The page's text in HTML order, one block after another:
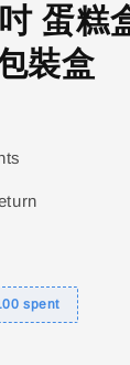
蛋糕
裝盒
spent